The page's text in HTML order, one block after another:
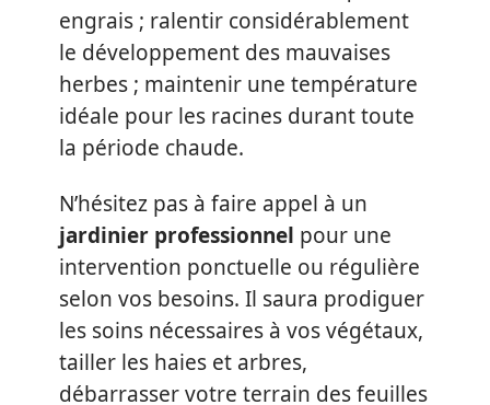
engrais ; ralentir considérablement
le développement des mauvaises
herbes ; maintenir une température
idéale pour les racines durant toute
la période chaude.
N’hésitez pas à faire appel à un
jardinier professionnel pour une
intervention ponctuelle ou régulière
selon vos besoins. Il saura prodiguer
les soins nécessaires à vos végétaux,
tailler les haies et arbres,
débarrasser votre terrain des feuilles